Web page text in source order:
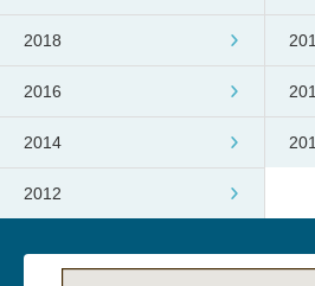
2018
2016
2014
2012